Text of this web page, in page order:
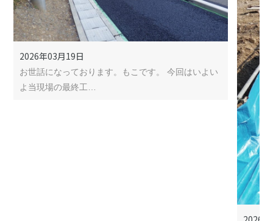
2026年03月19日
お世話になっております。もこです。 今回はいよい
よ当現場の最終工…